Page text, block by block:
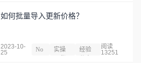
如何批量导入更新价格？
2023-10-
25
No
实操
经验
阅读
13251